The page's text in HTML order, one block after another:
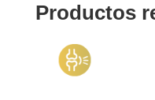
Productos